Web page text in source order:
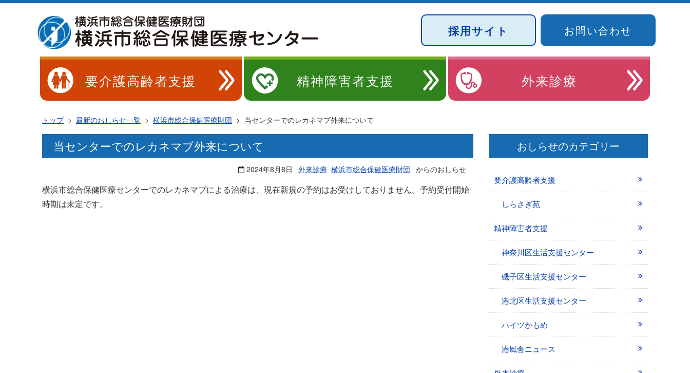
採用サイト お問い合わせ
要介護高齢者支援 精神障害者支援 外来診療
トップ> 最新のおしらせ一覧 > 横浜市総合保健医療財団 > 当センターでのレカネマブ外来について
当センターでのレカネマブ外来について
2024年8月8日 外来診療 横浜市総合保健医療財団 からのおしらせ
横浜市総合保健医療センターでのレカネマブによる治療は、現在新規の予約はお受けしておりません。予約受付開始
時期は未定です。
おしらせのカテゴリー
要介護高齢者支援
しらさぎ苑
精神障害者支援
神奈川区生活支援センター
磯子区生活支援センター
港北区生活支援センター
ハイツかもめ
港風舎ニュース